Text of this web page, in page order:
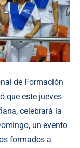
de Formación
que este jueves
celebrará la
un evento
formados a